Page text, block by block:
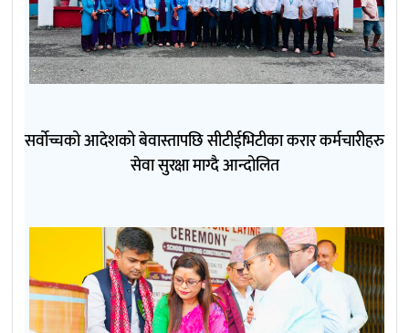
सर्वोच्चको आदेशको बेवास्तापछि सीटीईभिटीका करार कर्मचारीहरु
सेवा सुरक्षा माग्दै आन्दोलित